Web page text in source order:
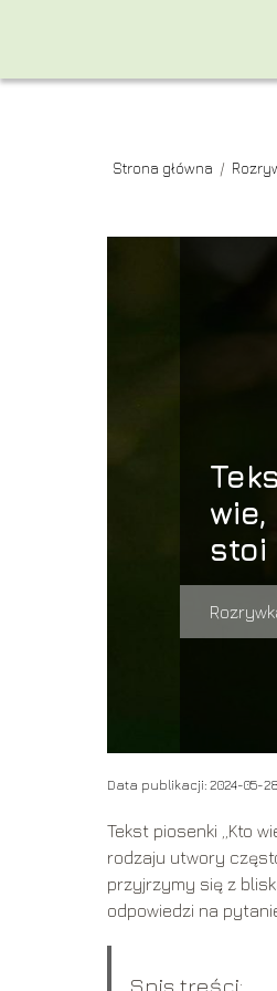
Strona główna /
stoi
Data publikacji: 2024-05-28
Tekst piosenki „Kto
rodzaju utwory
przyjrzymy się z
odpowiedzi na
Spis treści: